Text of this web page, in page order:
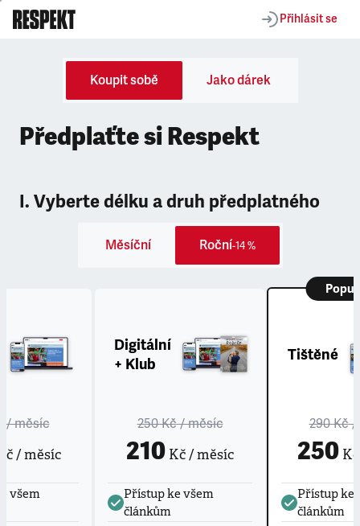
Přihlásit se
Koupit sobě Jako dárek
Předplaťte si Respekt
I. Vyberte délku a druh předplatného
Měsíční Roční-14 %
/ měsíc
/ měsíc
všem
Digitální
+ Klub
250 Kč/ měsíc
210 Kč / měsíc
Přístup ke všem
článkům
Tištěné
290 Kč/
250Kč
Přístup ke
článkům